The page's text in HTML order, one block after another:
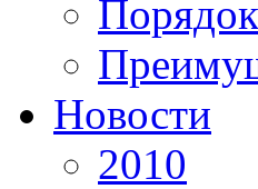
Новости
2010